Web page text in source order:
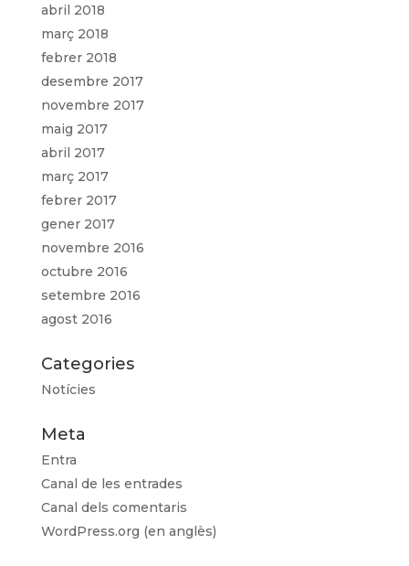
abril 2018
març 2018
febrer 2018
desembre 2017
novembre 2017
maig 2017
abril 2017
març 2017
febrer 2017
gener 2017
novembre 2016
octubre 2016
setembre 2016
agost 2016
Categories
Notícies
Meta
Entra
Canal de les entrades
Canal dels comentaris
WordPress.org (en anglès)